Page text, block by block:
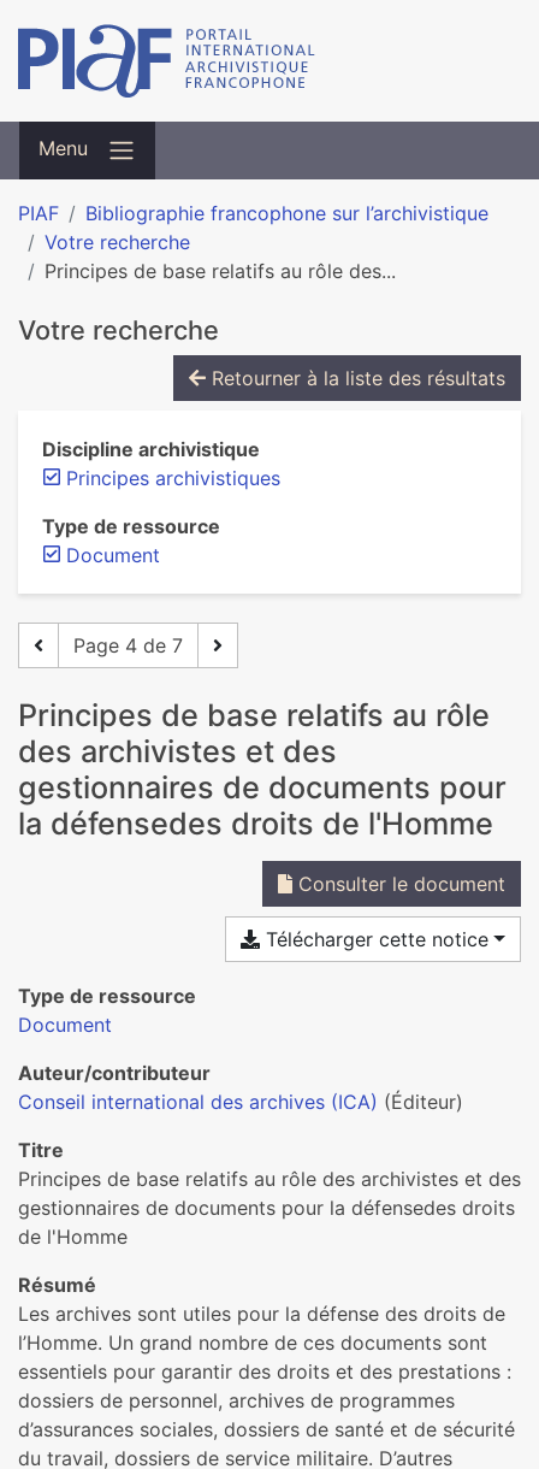
Menu
PIAF
Bibliographie francophone sur l’archivistique
Votre recherche
Principes de base relatifs au rôle des...
Votre recherche
Retourner à la liste des résultats
Discipline archivistique
Principes archivistiques
Type de ressource
Document
Page 4 de 7
Principes de base relatifs au rôle
des archivistes et des
gestionnaires de documents pour
la défensedes droits de l'Homme
Consulter le document
Télécharger cette notice
Type de ressource
Document
Auteur/contributeur
Conseil international des archives (ICA) (Éditeur)
Titre
Principes de base relatifs au rôle des archivistes et des
gestionnaires de documents pour la défensedes droits
de l'Homme
Résumé
Les archives sont utiles pour la défense des droits de
l’Homme. Un grand nombre de ces documents sont
essentiels pour garantir des droits et des prestations :
dossiers de personnel, archives de programmes
d’assurances sociales, dossiers de santé et de sécurité
du travail, dossiers de service militaire. D’autres